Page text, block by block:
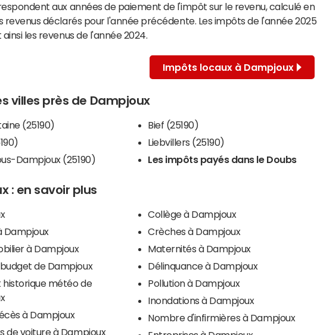
aux années de paiement de l'impôt sur le revenu, calculé en
revenus déclarés pour l'année précédente. Les impôts de l'année 2025
les revenus de l'année 2024.
Impôts locaux à Dampjoux
villes près de Dampjoux
(25190)
Dampjoux (25190)
Bief (25190)
Liebvillers (25190)
Les impôts payés dans le Doubs
: en savoir plus
Dampjoux
à Dampjoux
de Dampjoux
historique météo de
à Dampjoux
de voiture à Dampjoux
Collège à Dampjoux
Crèches à Dampjoux
Maternités à Dampjoux
Délinquance à Dampjoux
Pollution à Dampjoux
Inondations à Dampjoux
Nombre d'infirmières à Dampjoux